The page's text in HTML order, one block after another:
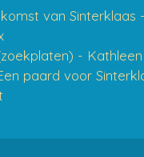
van Sinterklaas
-
paard voor